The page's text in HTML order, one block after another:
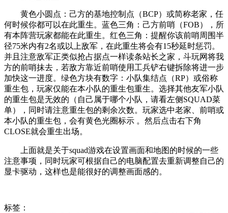
黄色小圆点：己方的基地控制点（BCP）或简称老家，任
何时候你都可以在此重生。蓝色三角：己方前哨（FOB），所
有本阵营玩家都能在此重生。红色三角：提醒你该前哨周围半
径75米内有2名或以上敌军，在此重生将会有15秒延时惩罚。
并且注意敌军正类似抢占据点一样读条站长之家，斗玩网将我
方的前哨抹去，若敌方靠近前哨使用工兵铲右键拆除将进一步
加快这一进度。绿色方块有数字：小队集结点（RP）或俗称
重生包，玩家仅能在本小队的重生包重生。选择其他友军小队
的重生包是无效的（自己属于哪个小队，请看左侧SQUAD菜
单），同时请注意重生包的剩余次数。玩家选中老家、前哨或
本小队的重生包，会有黄色光圈标示 。然后点击右下角
CLOSE就会重生出场。
上面就是关于squad游戏在设置画面和地图的时候的一些
注意事项，同时玩家可根据自己的电脑配置去重新调整自己的
显卡驱动，这样也是能很好的调整画面感的。
标签：